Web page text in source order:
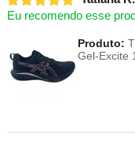
Eu recomendo esse
Produto:
Gel-Excite